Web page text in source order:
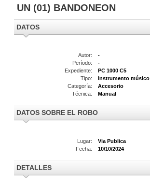
UN (01) BANDONEON
DATOS
Autor:
-
Período:
-
Expediente:
PC 1000 C5
Tipo:
Instrumento músico
Categoría:
Accesorio
Técnica:
Manual
DATOS SOBRE EL ROBO
Lugar:
Via Publica
Fecha:
10/10/2024
DETALLES